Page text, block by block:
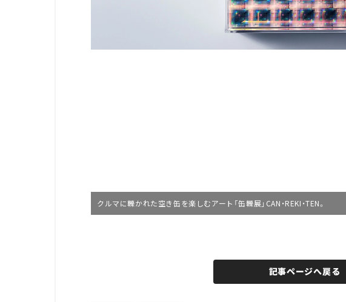
クルマに轢かれた空き缶を楽しむアート「缶轢展」CAN・REKI・TEN。
記事ページへ戻る